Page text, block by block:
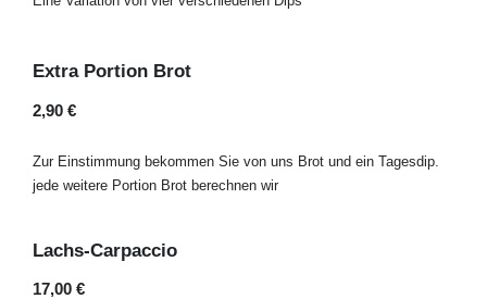
Extra Portion Brot
2,90 €
Zur Einstimmung bekommen Sie von uns Brot und ein Tagesdip.
jede weitere Portion Brot berechnen wir
Lachs-Carpaccio
17,00 €